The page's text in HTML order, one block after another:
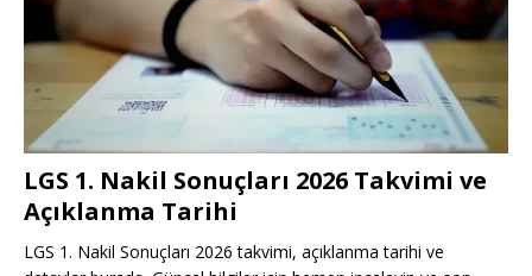
LGS 1. Nakil Sonuçları 2026 Takvimi ve
Açıklanma Tarihi
LGS 1. Nakil Sonuçları 2026 takvimi, açıklanma tarihi ve